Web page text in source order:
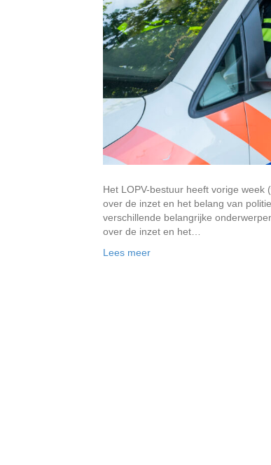
Het LOPV-bestuur heeft vorige
over de inzet en het belang van
verschillende belangrijke
over de inzet en het…
Lees meer